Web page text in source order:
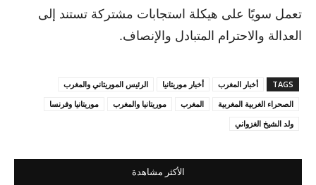
تعمل سويًا على هيكلة استجابات مشتركة تستند إلى
العدالة والاحترام المتبادل والإنصاف.
TAGS أخبار المغرب أخبار موريتانيا
الرئيس الموريتاني والمغرب
الصحراء الغربية المغربية
المغرب موريتانيا والمغرب
موريتانيا وفرنسا
ولد الشيخ الغزواني
الأكثر مشاهدة